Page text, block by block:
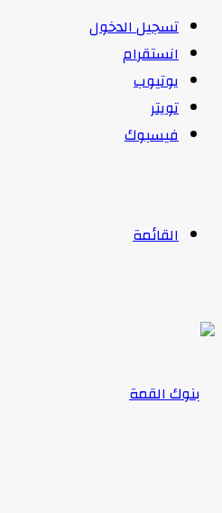
تسجيل الدخول
انستقرام
يوتيوب
تويتر
فيسبوك
القائمة